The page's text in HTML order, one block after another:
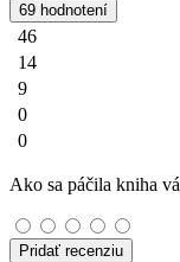
69 hodnotení
46
14
9
0
0
Ako sa páčila kniha
Pridať recenziu